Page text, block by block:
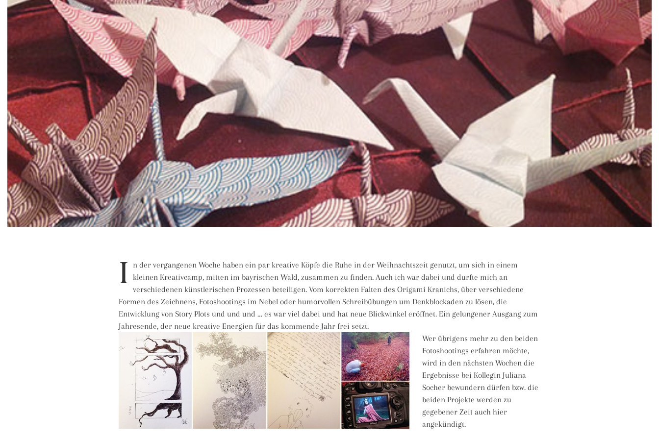
I
n der vergangenen Woche haben ein par kreative Köpfe die Ruhe in der Weihnachtszeit genutzt, um sich in einem
kleinen Kreativcamp, mitten im bayrischen Wald, zusammen zu finden. Auch ich war dabei und durfte mich an
verschiedenen künstlerischen Prozessen beteiligen. Vom korrekten Falten des Origami Kranichs, über verschiedene
Formen des Zeichnens, Fotoshootings im Nebel oder humorvollen Schreibübungen um Denkblockaden zu lösen, die
Entwicklung von Story Plots und und und … es war viel dabei und hat neue Blickwinkel eröffnet. Ein gelungener Ausgang zum
Jahresende, der neue kreative Energien für das kommende Jahr frei setzt.
Wer übrigens mehr zu den beiden
Fotoshootings erfahren möchte,
wird in den nächsten Wochen die
Ergebnisse bei Kollegin Juliana
Socher bewundern dürfen bzw. die
beiden Projekte werden zu
gegebener Zeit auch hier
angekündigt.